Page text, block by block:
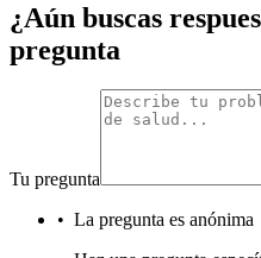
¿Aún buscas
pregunta
Tu pregunta
• La pregunta es anónima